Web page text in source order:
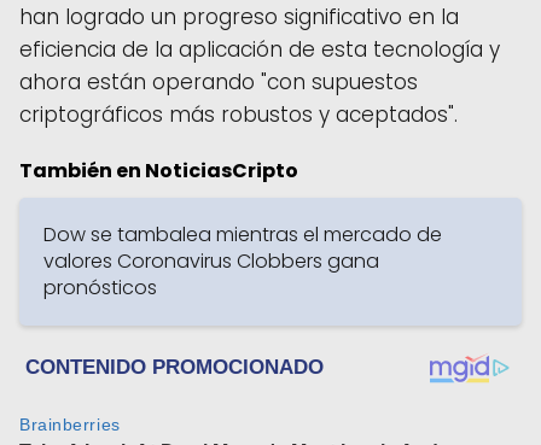
han logrado un progreso significativo en la
eficiencia de la aplicación de esta tecnología y
ahora están operando "con supuestos
criptográficos más robustos y aceptados".
También en NoticiasCripto
Dow se tambalea mientras el mercado de
valores Coronavirus Clobbers gana
pronósticos